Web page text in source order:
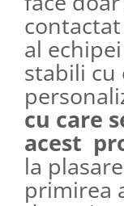
al
stabili cu
cu care
acest
la
primirea